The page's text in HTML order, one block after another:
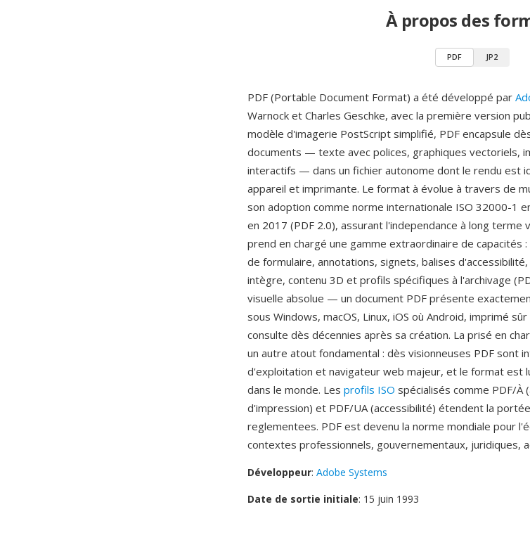
À propos des
PDF JP2
PDF (Portable Document Format) a été développé par
Warnock et Charles Geschke, avec la première version
modèle d'imagerie PostScript simplifié, PDF encapsule
documents — texte avec polices, graphiques vectoriels,
interactifs — dans un fichier autonome dont le rendu est
appareil et imprimante. Le format à évolue à travers de
son adoption comme norme internationale ISO 32000-1
en 2017 (PDF 2.0), assurant l'independance à long terme
prend en chargé une gamme extraordinaire de capacités
de formulaire, annotations, signets, balises
intègre, contenu 3D et profils spécifiques à l'archivage
visuelle absolue — un document PDF présente
sous Windows, macOS, Linux, iOS où Android, imprimé
consulte dès décennies après sa création. La prisé en
un autre atout fondamental : dès visionneuses PDF sont
d'exploitation et navigateur web majeur, et le format est
dans le monde. Les profils ISO spécialisés comme PDF/À
d'impression) et PDF/UA (accessibilité) étendent la
reglementees. PDF est devenu la norme mondiale pour
contextes professionnels, gouvernementaux, juridiques,
Développeur: Adobe Systems
Date de sortie initiale: 15 juin 1993